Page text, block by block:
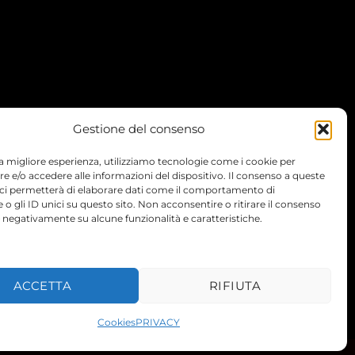
Gestione del consenso
migliore esperienza, utilizziamo tecnologie come i cookie per
e/o accedere alle informazioni del dispositivo. Il consenso a queste
permetterà di elaborare dati come il comportamento di
o gli ID unici su questo sito. Non acconsentire o ritirare il consenso
su alcune funzionalità e caratteristiche.
ACCETTA RIFIUTA
CookiesPRIVACY